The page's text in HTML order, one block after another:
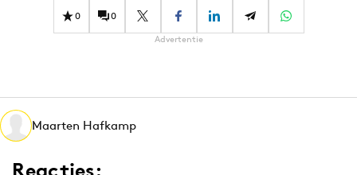
Interne communicatie
Martech
Media
Merkstrategie
0 0
Advertentie
Maarten Hafkamp